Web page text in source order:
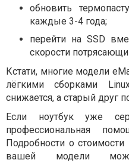
обновить
каждые 3-4 года;
перейти на SSD
скорости
Кстати, многие модели
лёгкими сборками
снижается, а старый друг
Если ноутбук уже
профессиональная
Подробности о
вашей модели